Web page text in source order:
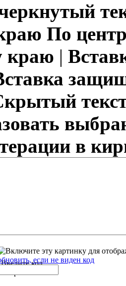
По
краю |
в
Введите кодесли не виден код